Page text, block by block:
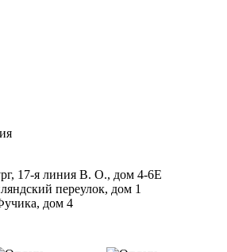
, 17-я линия В. О., дом 4-6Е
переулок, дом 1
дом 4